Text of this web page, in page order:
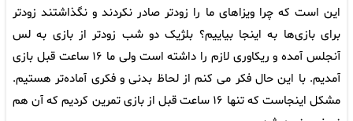
این است که چرا ویزاهای ما را زودتر صادر نکردند و نگذاشتند زودتر
برای بازی‌ها به اینجا بیاییم؟ بلژیک دو شب زودتر از بازی به لس
آنجلس آمده و ریکاوری لازم را داشته است ولی ما ۱۶ ساعت قبل بازی
آمدیم. با این حال فکر می کنم از لحاظ بدنی و فکری آماده‌تر هستیم.
مشکل اینجاست که تنها ۱۶ ساعت قبل از بازی تمرین کردیم که آن هم